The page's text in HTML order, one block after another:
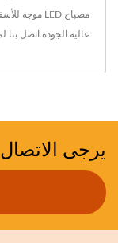
مصباح LED موجه للأسفل
عالية الجودة. اتصل بنا
يرجى